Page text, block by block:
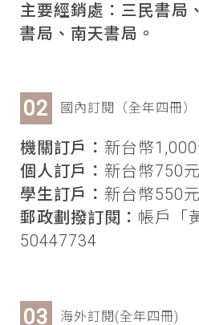
主要經銷處：三民書局
書局、南天書局。
國內訂閱（全年四冊）
機關訂戶： 新台幣
個人訂戶： 新台幣750元
學生訂戶： 新台幣550元
郵政劃撥訂閱： 帳戶「
50447734
海外訂閱(全年四冊)